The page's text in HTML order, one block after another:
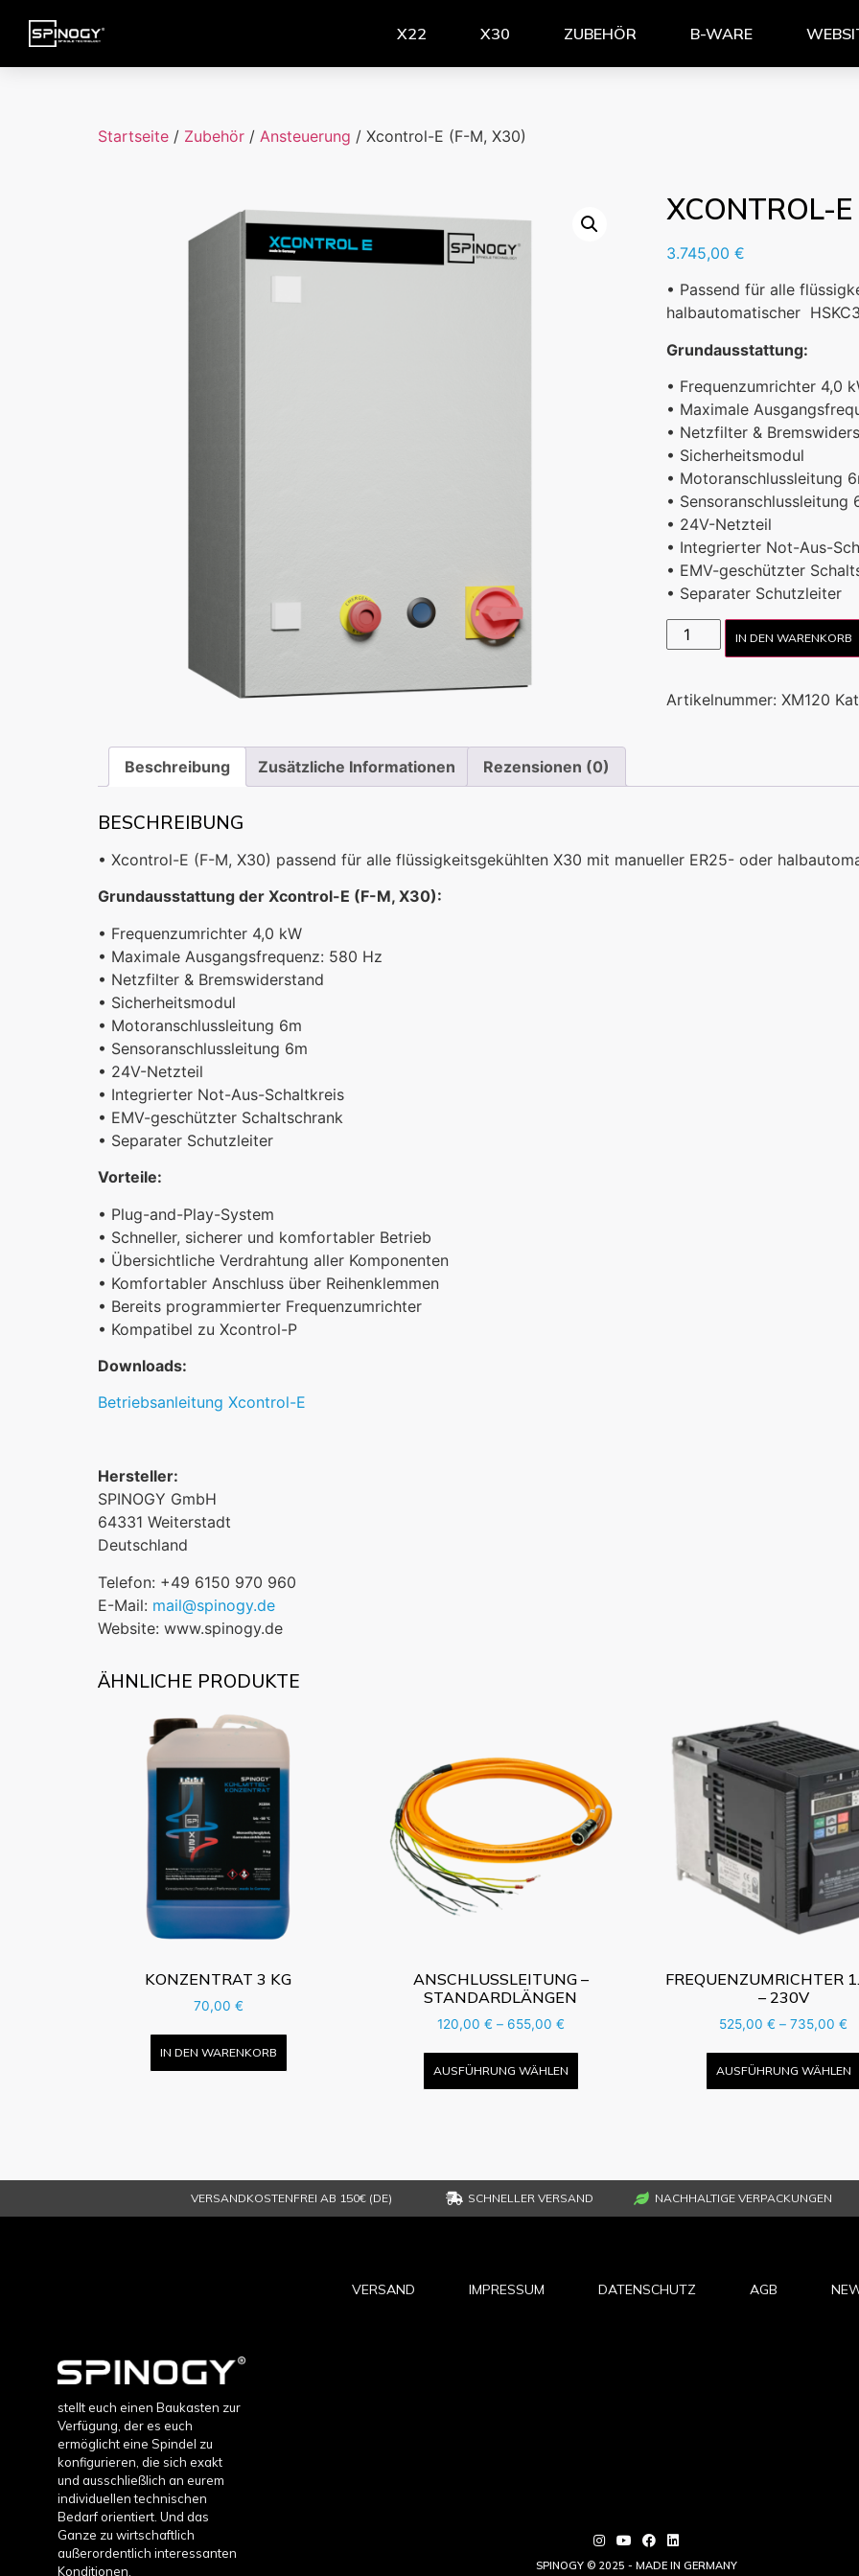
X22 X30 ZUBEHÖR B-WARE
Startseite / Zubehör / Ansteuerung / Xcontrol-E (F-M, X30)
XCONTROL-
3.745,00 €
• Passend für alle
halbautomatischer
Grundausstattung:
• Frequenzumrichter 4,0
• Maximale
• Netzfilter &
• Sicherheitsmodul
• Motoranschlussleitung
• Sensoranschlussleitung
• 24V-Netzteil
• Integrierter Not-Aus-
• EMV-geschützter
• Separater Schutzleiter
IN DEN WARENKORB
Artikelnummer: XM120
Beschreibung Zusätzliche Informationen Rezensionen (0)
BESCHREIBUNG
• Xcontrol-E (F-M, X30) passend für alle flüssigkeitsgekühlten X30 mit manueller ER25- oder
Grundausstattung der Xcontrol-E (F-M, X30):
• Frequenzumrichter 4,0 kW
• Maximale Ausgangsfrequenz: 580 Hz
• Netzfilter & Bremswiderstand
• Sicherheitsmodul
• Motoranschlussleitung 6m
• Sensoranschlussleitung 6m
• 24V-Netzteil
• Integrierter Not-Aus-Schaltkreis
• EMV-geschützter Schaltschrank
• Separater Schutzleiter
Vorteile:
• Plug-and-Play-System
• Schneller, sicherer und komfortabler Betrieb
• Übersichtliche Verdrahtung aller Komponenten
• Komfortabler Anschluss über Reihenklemmen
• Bereits programmierter Frequenzumrichter
• Kompatibel zu Xcontrol-P
Downloads:
Betriebsanleitung Xcontrol-E
Hersteller:
SPINOGY GmbH
64331 Weiterstadt
Deutschland
Telefon: +49 6150 970 960
E-Mail: mail@spinogy.de
Website: www.spinogy.de
ÄHNLICHE PRODUKTE
KONZENTRAT 3 KG
70,00 €
IN DEN WARENKORB
ANSCHLUSSLEITUNG –
STANDARDLÄNGEN
120,00 € – 655,00 €
AUSFÜHRUNG WÄHLEN
FREQUENZUMRICHTER
– 230V
525,00€ –735,00€
AUSFÜHRUNG WÄHLEN
VERSANDKOSTENFREI AB 150€ (DE) SCHNELLER VERSAND NACHHALTIGE VERPACKUNGEN
stellt euch einen Baukasten zur
Verfügung, der es euch
ermöglicht eine Spindel zu
konfigurieren, die sich exakt
und ausschließlich an eurem
individuellen technischen
Bedarf orientiert. Und das
Ganze zu wirtschaftlich
außerordentlich interessanten
Konditionen.
VERSAND IMPRESSUM DATENSCHUTZ AGB
SPINOGY © 2025 - MADE IN GERMANY